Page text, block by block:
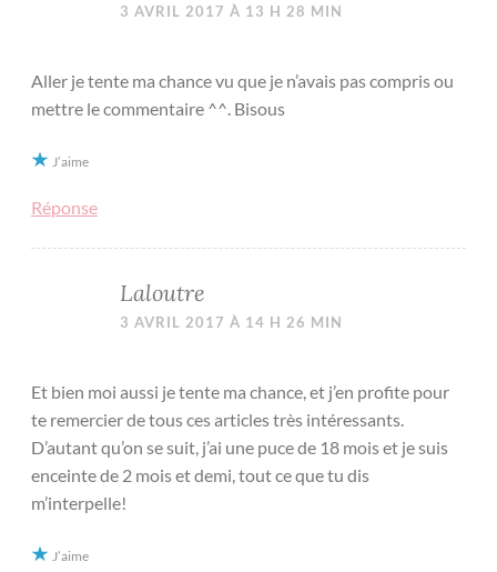
3 AVRIL 2017 À 13 H 28 MIN
Aller je tente ma chance vu que je n’avais pas compris ou
mettre le commentaire ^^. Bisous
J’aime
Réponse
Laloutre
3 AVRIL 2017 À 14 H 26 MIN
Et bien moi aussi je tente ma chance, et j’en profite pour
te remercier de tous ces articles très intéressants.
D’autant qu’on se suit, j’ai une puce de 18 mois et je suis
enceinte de 2 mois et demi, tout ce que tu dis
m’interpelle!
J’aime